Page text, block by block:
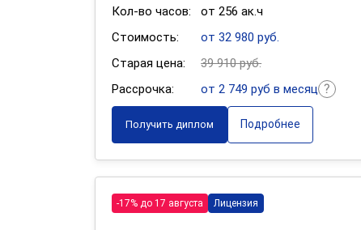
Кол-во часов:
от 256 ак.ч
Стоимость:
от 32 980 руб.
Старая цена:
39 910 руб.
Рассрочка:
от 2 749 руб в месяц
Получить диплом Подробнее
-17% до 17 августа Лицензия